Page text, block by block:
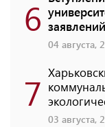
6
04 августа,
7
03 августа,